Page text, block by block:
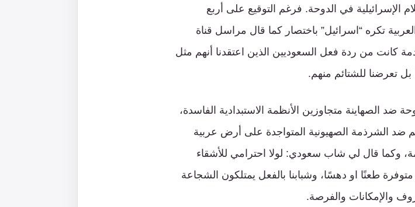
الإسرائيلية في الدوحة. فرغم التوقيع على أربع
تكره “اسرائيل” باختصار كما قال مراسل قناة
كانت من ردة فعل السعوديين الذين اعتقدنا أنهم مثل
تعرضنا للشتائم منهم.
الصهاينة متجاوزين الأنظمة الاستبدادية الفاسدة،
ضد الشرذمة الصهيونية المتواجدة على أرض عربية
وكما قال لي شاب سعودي: لولا احترامي للأشقاء
طعنًا او دهسًا، وشبابنا بالفعل يمتلكون الشجاعة
والإمكانات والفرصة.